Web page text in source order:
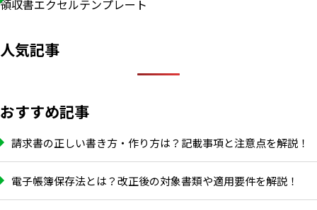
領収書エクセルテンプレート
人気記事
おすすめ記事
請求書の正しい書き方・作り方は？記載事項と注意点を解説！
電子帳簿保存法とは？改正後の対象書類や適用要件を解説！